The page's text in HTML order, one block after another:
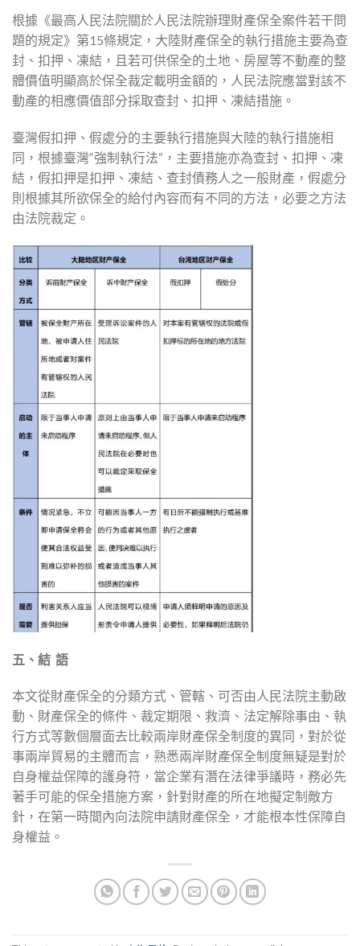
根據《最高人民法院關於人民法院辦理財產保全案件若干問
題的規定》第15條規定，大陸財產保全的執行措施主要為查
封、扣押、凍結，且若可供保全的土地、房屋等不動產的整
體價值明顯高於保全裁定載明金額的，人民法院應當對該不
動產的相應價值部分採取查封、扣押、凍結措施。
臺灣假扣押、假處分的主要執行措施與大陸的執行措施相
同，根據臺灣“強制執行法”，主要措施亦為查封、扣押、凍
結，假扣押是扣押、凍結、查封債務人之一般財產，假處分
則根據其所欲保全的給付內容而有不同的方法，必要之方法
由法院裁定。
五、結 語
本文從財產保全的分類方式、管轄、可否由人民法院主動啟
動、財產保全的條件、裁定期限、救濟、法定解除事由、執
行方式等數個層面去比較兩岸財產保全制度的異同，對於從
事兩岸貿易的主體而言，熟悉兩岸財產保全制度無疑是對於
自身權益保障的護身符，當企業有潛在法律爭議時，務必先
著手可能的保全措施方案，針對財產的所在地擬定制敵方
針，在第一時間內向法院申請財產保全，才能根本性保障自
身權益。